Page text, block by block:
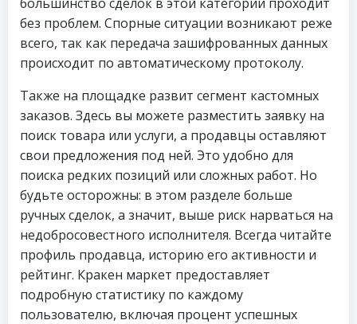
без проблем. Спорные ситуации возникают реже
всего, так как передача зашифрованных данных
происходит по автоматическому протоколу.
Также на площадке развит сегмент кастомных
заказов. Здесь вы можете разместить заявку на
поиск товара или услуги, а продавцы оставляют
свои предложения под ней. Это удобно для
поиска редких позиций или сложных работ. Но
будьте осторожны: в этом разделе больше
ручных сделок, а значит, выше риск нарваться на
недобросовестного исполнителя. Всегда читайте
профиль продавца, историю его активности и
рейтинг. Кракен маркет предоставляет
подробную статистику по каждому
пользователю, включая процент успешных